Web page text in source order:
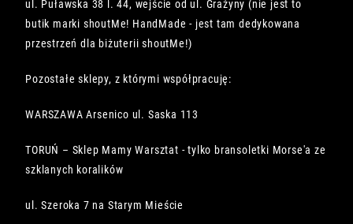
ul. Puławska 38 l. 44, wejście od ul. Grażyny (nie jest to
butik marki shoutMe! HandMade - jest tam dedykowana
przestrzeń dla biżuterii shoutMe!)
Pozostałe sklepy, z którymi współpracuję:
WARSZAWA Arsenico ul. Saska 113
TORUŃ – Sklep Mamy Warsztat - tylko bransoletki Morse'a ze
szklanych koralików
ul. Szeroka 7 na Starym Mieście